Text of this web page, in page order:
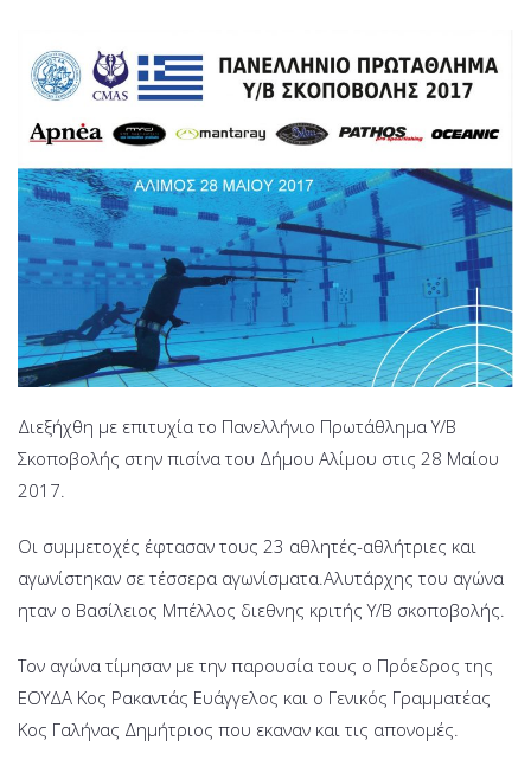
2017
Διεξήχθη με επιτυχία το Πανελλήνιο Πρωτάθλημα Υ/Β
Σκοποβολής στην πισίνα του Δήμου Αλίμου στις 28 Μαίου
2017.
Οι συμμετοχές έφτασαν τους 23 αθλητές-αθλήτριες και
αγωνίστηκαν σε τέσσερα αγωνίσματα.Αλυτάρχης του αγώνα
ηταν ο Βασίλειος Μπέλλος διεθνης κριτής Υ/Β σκοποβολής.
Τον αγώνα τίμησαν με την παρουσία τους ο Πρόεδρος της
ΕΟΥΔΑ Κος Ρακαντάς Ευάγγελος και ο Γενικός Γραμματέας
Κος Γαλήνας Δημήτριος που εκαναν και τις απονομές.